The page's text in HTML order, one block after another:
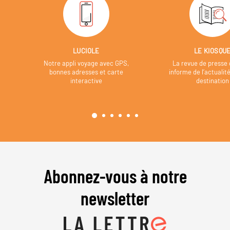
LUCIOLE
Notre appli voyage avec GPS,
bonnes adresses et carte
interactive
LE
La revue de presse
informe de
destination
Abonnez-vous à notre
newsletter